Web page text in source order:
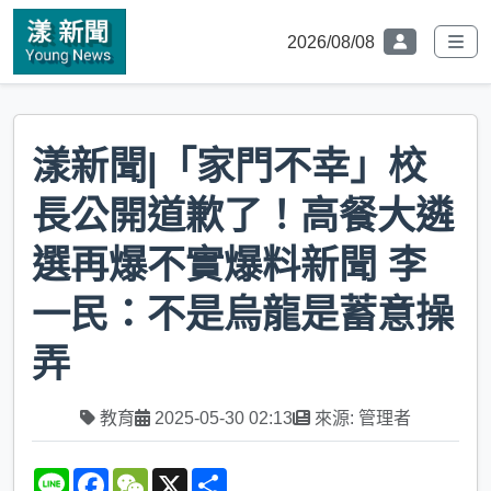
2026/08/08
漾新聞|「家門不幸」校
長公開道歉了！高餐大遴
選再爆不實爆料新聞 李
一民：不是烏龍是蓄意操
弄
教育 2025-05-30 02:13 來源: 管理者
L
F
W
X